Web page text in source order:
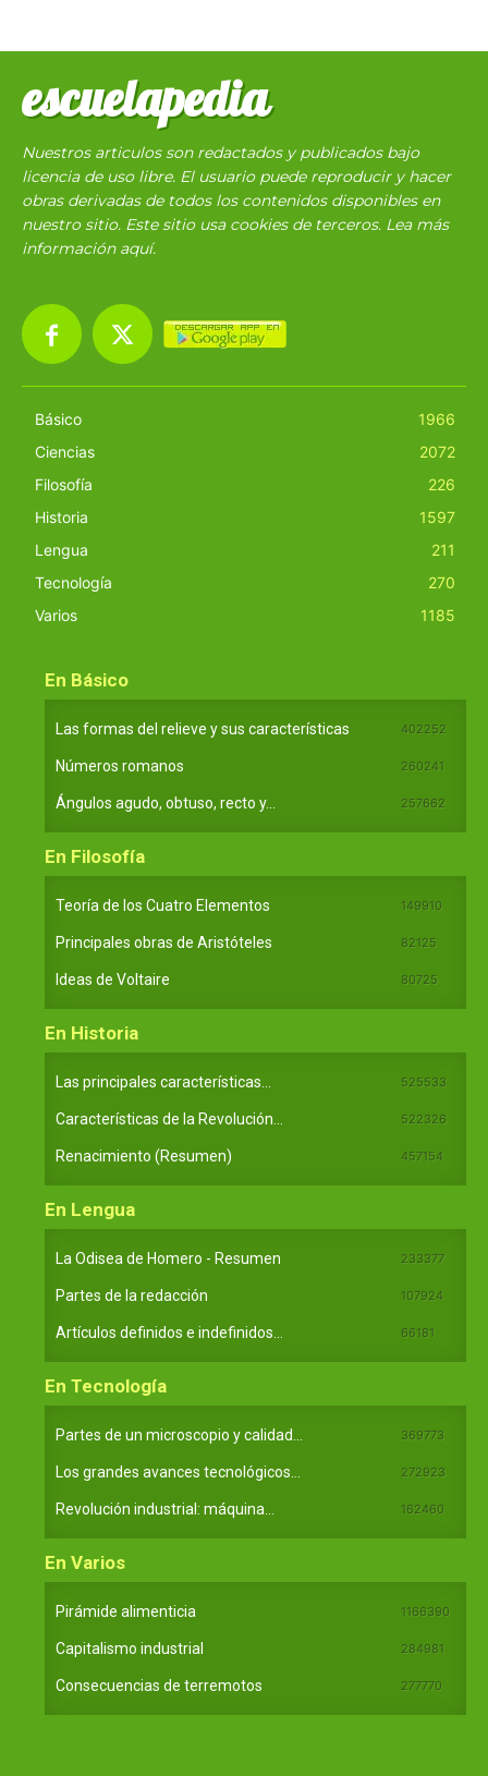
escuelapedia
Nuestros articulos son redactados y publicados bajo
licencia de uso libre. El usuario puede reproducir y hacer
obras derivadas de todos los contenidos disponibles en
nuestro sitio. Este sitio usa cookies de terceros. Lea más
información aquí.
Básico
1966
Ciencias
2072
Filosofía
226
Historia
1597
Lengua
211
Tecnología
270
Varios
1185
En Básico
Las formas del relieve y sus características 402252
Números romanos 260241
Ángulos agudo, obtuso, recto y... 257662
En Filosofía
Teoría de los Cuatro Elementos 149910
Principales obras de Aristóteles 82125
Ideas de Voltaire 80725
En Historia
Las principales características... 525533
Características de la Revolución... 522326
Renacimiento (Resumen) 457154
En Lengua
La Odisea de Homero - Resumen 233377
Partes de la redacción 107924
Artículos definidos e indefinidos... 66181
En Tecnología
Partes de un microscopio y calidad... 369773
Los grandes avances tecnológicos... 272923
Revolución industrial: máquina... 162460
En Varios
Pirámide alimenticia 1166390
Capitalismo industrial 284981
Consecuencias de terremotos 277770